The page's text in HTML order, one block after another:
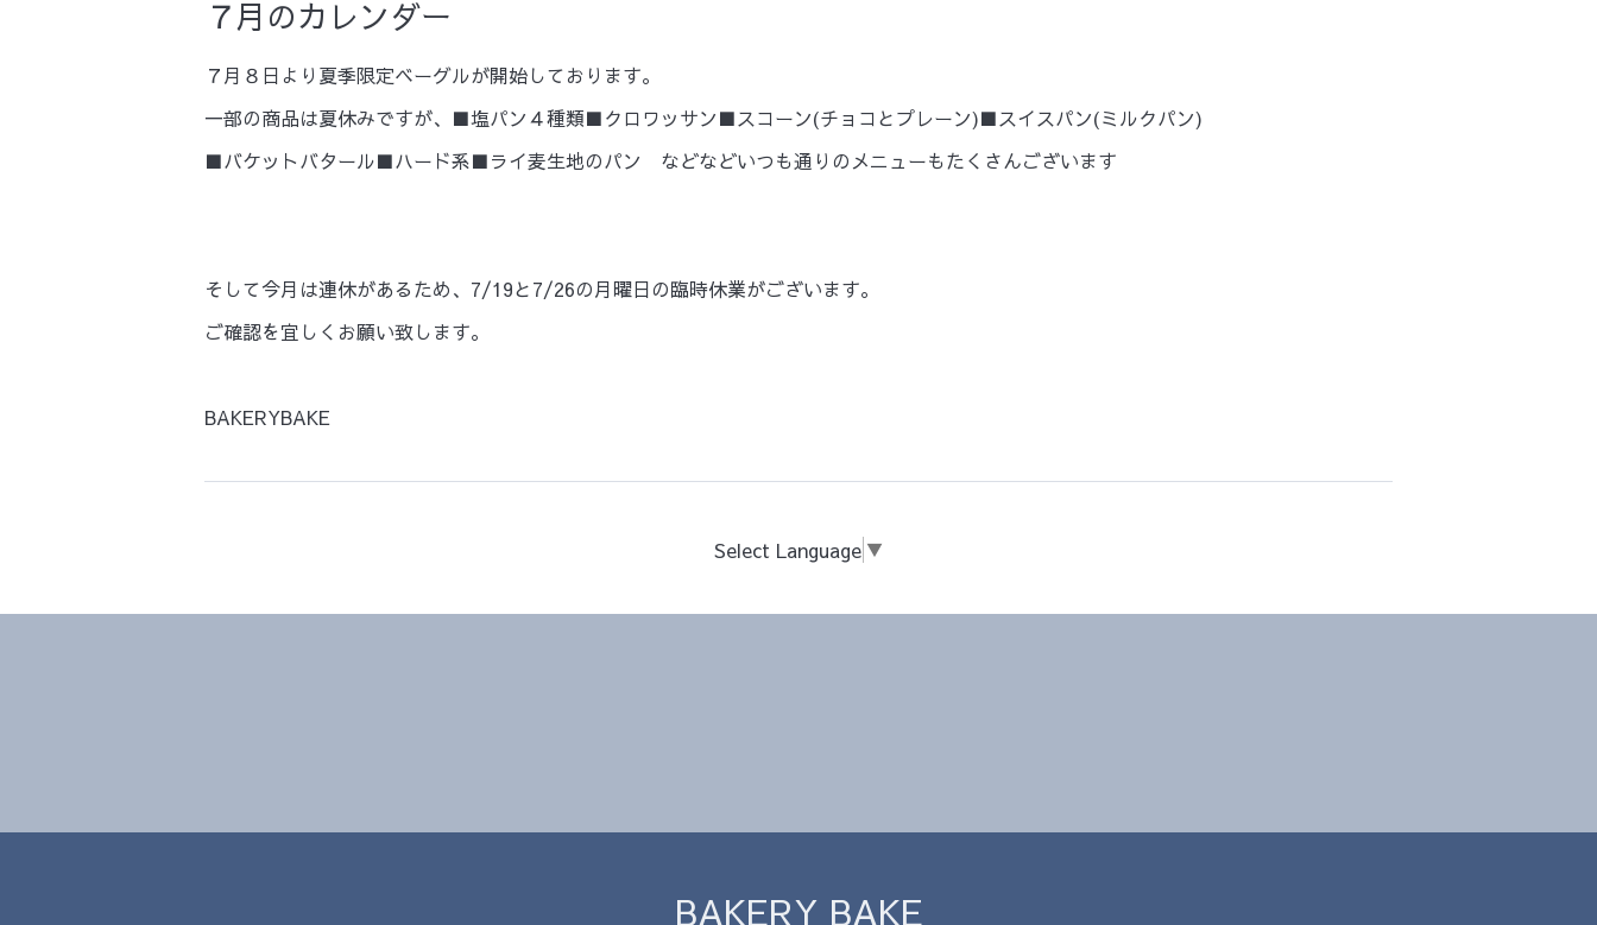
７月のカレンダー
７月８日より夏季限定ベーグルが開始しております。
一部の商品は夏休みですが、■塩パン４種類■クロワッサン■スコーン(チョコとプレーン)■スイスパン(ミルクパン)
■バケットバタール■ハード系■ライ麦生地のパン などなどいつも通りのメニューもたくさんございます
そして今月は連休があるため、7/19と7/26の月曜日の臨時休業がございます。
ご確認を宜しくお願い致します。
BAKERYBAKE
Select Language ▼
BAKERY BAKE